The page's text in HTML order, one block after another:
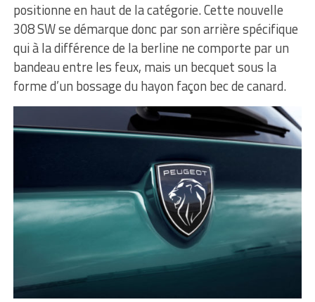
positionne en haut de la catégorie. Cette nouvelle
308 SW se démarque donc par son arrière spécifique
qui à la différence de la berline ne comporte par un
bandeau entre les feux, mais un becquet sous la
forme d’un bossage du hayon façon bec de canard.